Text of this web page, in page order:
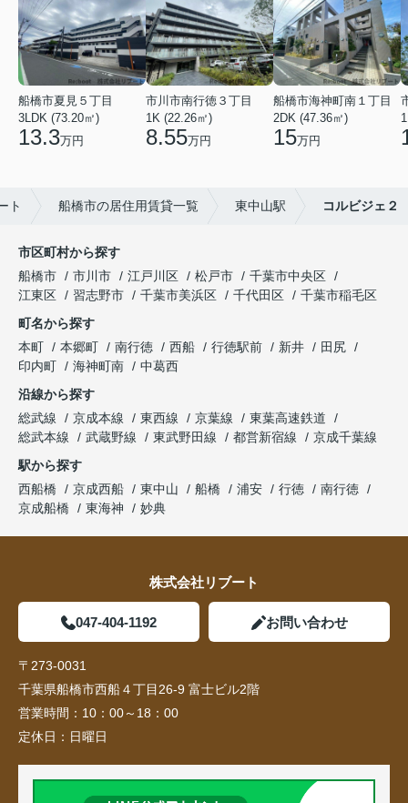
船橋市夏見５丁目
3LDK (73.20㎡)
13.3万円
市川市南行徳３丁目
1K (22.26㎡)
8.55万円
船橋市海神町南１丁目
2DK (47.36㎡)
15万円
ト 船橋市の居住用賃貸一覧 東中山駅 コルビジェ２
市区町村から探す
船橋市
市川市 江戸川区 松戸市
千葉市中央区
江東区
習志野市 千葉市美浜区 千代田区
千葉市稲毛区
町名から探す
本町
本郷町 南行徳 西船 行徳駅前 新井
田尻
印内町
海神町南
中葛西
沿線から探す
総武線
京成本線 東西線 京葉線
東葉高速鉄道
総武本線
武蔵野線 東武野田線 都営新宿線
京成千葉線
駅から探す
西船橋
京成西船 東中山 船橋 浦安 行徳
南行徳
京成船橋
東海神 妙典
株式会社リブート
047-404-1192 お問い合わせ
〒273-0031
千葉県船橋市西船４丁目26-9 富士ビル2階
営業時間： 10：00～18：00
定休日： 日曜日